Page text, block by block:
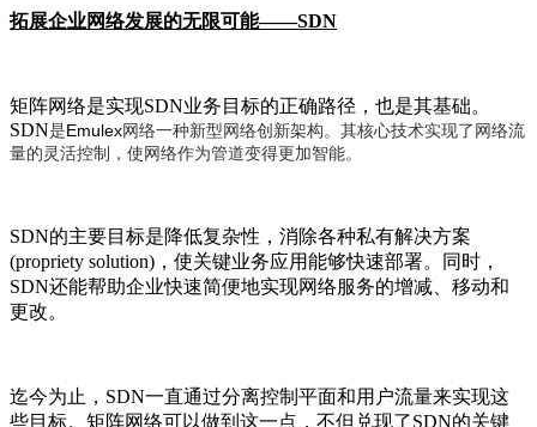
拓展企业网络发展的无限可能——SDN
矩阵网络是实现SDN业务目标的正确路径，也是其基础。
SDN是Emulex网络一种新型网络创新架构。其核心技术实现了网络流
量的灵活控制，使网络作为管道变得更加智能。
SDN的主要目标是降低复杂性，消除各种私有解决方案
(propriety solution) ，使关键业务应用能够快速部署。同时，
SDN还能帮助企业快速简便地实现网络服务的增减、移动和
更改。
迄今为止， SDN一直通过分离控制平面和用户流量来实现这
些目标。矩阵网络可以做到这一点，不但兑现了SDN的关键